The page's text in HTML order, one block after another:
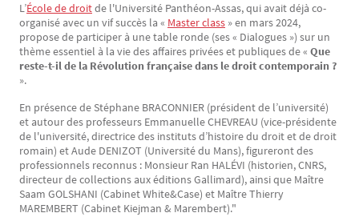
Texte
L’École de droitde l'Université Panthéon-Assas, qui avait déjà co-
organisé avec un vif succès la « Master class » en mars 2024,
propose de participer à une table ronde (ses « Dialogues ») sur un
thème essentiel à la vie des affaires privées et publiques de « Que
reste-t-il de la Révolution française dans le droit contemporain ?
».
En présence de Stéphane BRACONNIER (président de l’université)
et autour des professeurs Emmanuelle CHEVREAU (vice-présidente
de l'université, directrice des instituts d’histoire du droit et de droit
romain) et Aude DENIZOT (Université du Mans), figureront des
professionnels reconnus : Monsieur Ran HALÉVI (historien, CNRS,
directeur de collections aux éditions Gallimard), ainsi que Maître
Saam GOLSHANI (Cabinet White&Case) et Maître Thierry
MAREMBERT (Cabinet Kiejman & Marembert)."